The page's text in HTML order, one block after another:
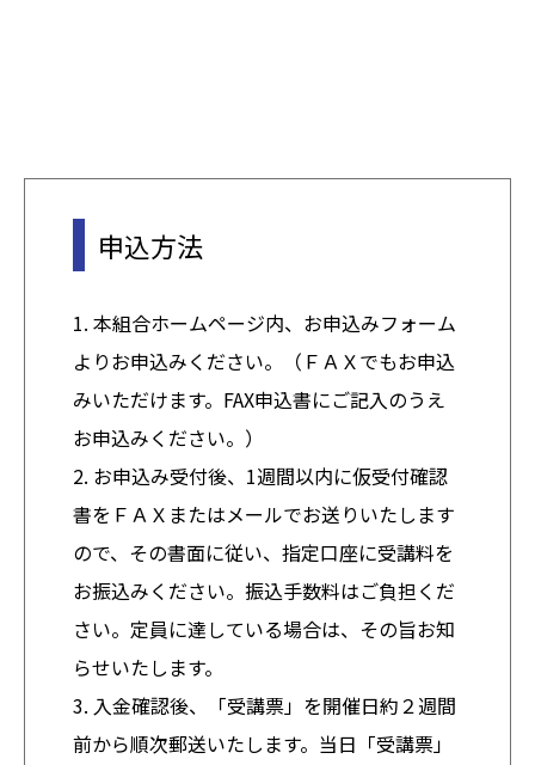
申込方法
1. 本組合ホームページ内、お申込みフォーム
よりお申込みください。（ＦＡＸでもお申込
みいただけます。FAX申込書にご記入のうえ
お申込みください。）
2. お申込み受付後、1週間以内に仮受付確認
書をＦＡＸまたはメールでお送りいたします
ので、その書面に従い、指定口座に受講料を
お振込みください。振込手数料はご負担くだ
さい。定員に達している場合は、その旨お知
らせいたします。
3. 入金確認後、「受講票」を開催日約２週間
前から順次郵送いたします。当日「受講票」